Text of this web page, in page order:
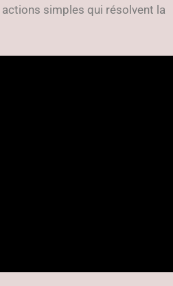
simples qui résolvent la